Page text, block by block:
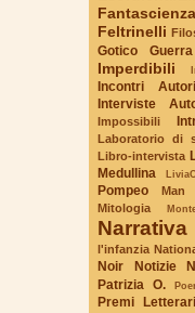
Fantascienza
Feltrinelli
Gotico
Guerra
Imperdibili
Incontri Autori
Interviste
Impossibili
Laboratorio di
Libro-intervista
Medullina
Pompeo
Man
Mitologia
Narrativa
l'infanzia
Noir Notizie
Patrizia O.
Premi Letterari